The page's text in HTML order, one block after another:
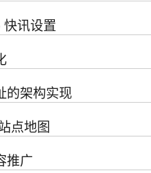
讯设置
的架构实现
点地图
推广